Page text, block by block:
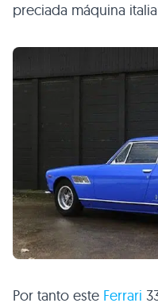
preciada máquina
Por tanto este Ferrari